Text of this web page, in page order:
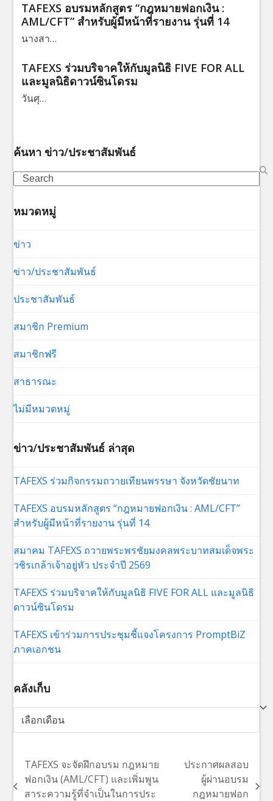
TAFEXS อบรมหลักสูตร “กฎหมายฟอกเงิน :
AML/CFT” สำหรับผู้มีหน้าที่รายงาน รุ่นที่ 14
นางสา…
TAFEXS ร่วมบริจาคให้กับมูลนิธิ FIVE FOR ALL
และมูลนิธิดาวน์ซินโดรม
วันศุ…
ค้นหา ข่าว/ประชาสัมพันธ์
Search
หมวดหมู่
ข่าว
ข่าว/ประชาสัมพันธ์
ประชาสัมพันธ์
สมาชิก Premium
สมาชิกฟรี
สาธารณะ
ไม่มีหมวดหมู่
ข่าว/ประชาสัมพันธ์ ล่าสุด
TAFEXS ร่วมกิจกรรมถวายเทียนพรรษา จังหวัดชัยนาท
TAFEXS อบรมหลักสูตร “กฎหมายฟอกเงิน : AML/CFT”
สำหรับผู้มีหน้าที่รายงาน รุ่นที่ 14
สมาคม TAFEXS ถวายพระพรชัยมงคลพระบาทสมเด็จพระ
วชิรเกล้าเจ้าอยู่หัว ประจำปี 2569
TAFEXS ร่วมบริจาคให้กับมูลนิธิ FIVE FOR ALL และมูลนิธิ
ดาวน์ซินโดรม
TAFEXS เข้าร่วมการประชุมชี้แจงโครงการ PromptBiZ
ภาคเอกชน
คลังเก็บ
คลัง
เก็บ
previous
TAFEXS จะจัดฝึกอบรม กฎหมาย
ฟอกเงิน (AML/CFT) และเพิ่มพูน
สาระความรู้ที่จำเป็นในการประ
next
ประกาศผลสอบ
ผู้ผ่านอบรม
กฎหมายฟอก